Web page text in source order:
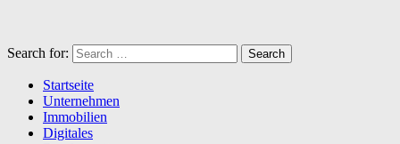
Search for: Search
Startseite
Unternehmen
Immobilien
Digitales